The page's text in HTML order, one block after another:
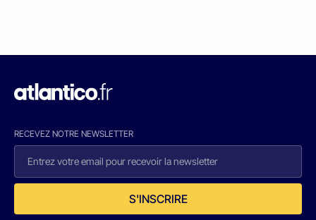
RECEVEZ NOTRE NEWSLETTER
S'INSCRIRE